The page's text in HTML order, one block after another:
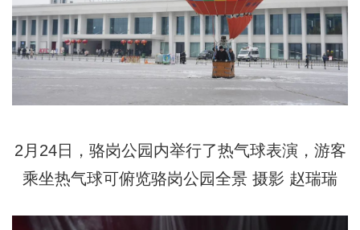
2月24日，骆岗公园内举行了热气球表演，游客
乘坐热气球可俯览骆岗公园全景 摄影 赵瑞瑞